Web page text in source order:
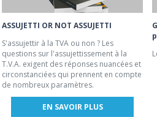
ASSUJETTI OR NOT ASSUJETTI
S'assujettir à la TVA ou non ? Les
questions sur l'assujettissement à la
T.V.A. exigent des réponses nuancées et
circonstanciées qui prennent en compte
de nombreux paramètres.
EN SAVOIR PLUS